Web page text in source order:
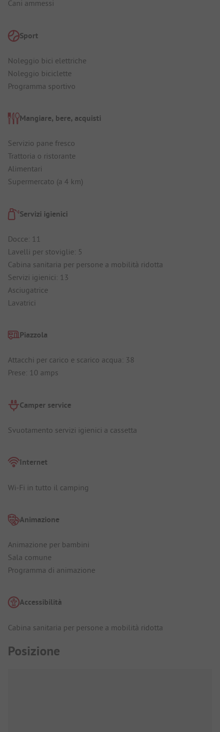
Cani ammessi
Sport
Noleggio bici elettriche
Noleggio biciclette
Programma sportivo
Mangiare, bere, acquisti
Servizio pane fresco
Trattoria o ristorante
Alimentari
Supermercato (a 4 km)
Servizi igienici
Docce: 11
Lavelli per stoviglie: 5
Cabina sanitaria per persone a mobilità ridotta
Servizi igienici: 13
Asciugatrice
Lavatrici
Piazzola
Attacchi per carico e scarico acqua: 38
Prese: 10 amps
Camper service
Svuotamento servizi igienici a cassetta
Internet
Wi-Fi in tutto il camping
Animazione
Animazione per bambini
Sala comune
Programma di animazione
Accessibilità
Cabina sanitaria per persone a mobilità ridotta
Posizione